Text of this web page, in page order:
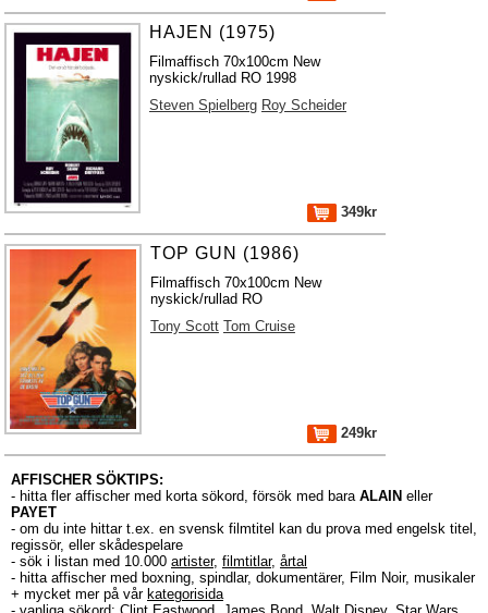
HAJEN (1975)
Filmaffisch 70x100cm New
nyskick/rullad RO 1998
Steven Spielberg Roy Scheider
349kr
TOP GUN (1986)
Filmaffisch 70x100cm New
nyskick/rullad RO
Tony Scott Tom Cruise
249kr
AFFISCHER SÖKTIPS:
- hitta fler affischer med korta sökord, försök med bara ALAIN eller
PAYET
- om du inte hittar t.ex. en svensk filmtitel kan du prova med engelsk titel,
regissör, eller skådespelare
- sök i listan med 10.000 artister, filmtitlar, årtal
- hitta affischer med boxning, spindlar, dokumentärer, Film Noir, musikaler
+ mycket mer på vår kategorisida